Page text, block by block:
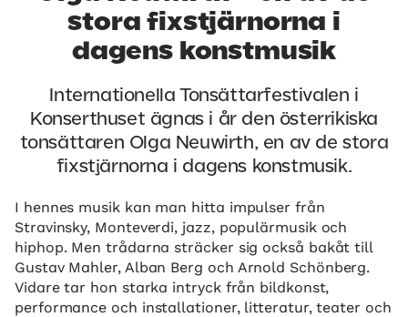
stora fixstjärnorna i
dagens konstmusik
Internationella Tonsättarfestivalen i
Konserthuset ägnas i år den österrikiska
tonsättaren Olga Neuwirth, en av de stora
fixstjärnorna i dagens konstmusik.
I hennes musik kan man hitta impulser från
Stravinsky, Monteverdi, jazz, populärmusik och
hiphop. Men trådarna sträcker sig också bakåt till
Gustav Mahler, Alban Berg och Arnold Schönberg.
Vidare tar hon starka intryck från bildkonst,
performance och installationer, litteratur, teater och